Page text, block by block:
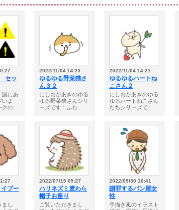
セッ
誠にあ
いま
の...
2022/11/04 14:23
ゆるゆる野菜猫さ
ん３２
にしおかあきのゆる
ゆる野菜猫さんシリ
ーズです！ふわ...
2022/11/04 14:21
ゆるゆるハートね
こさん２
にしおかあきのゆる
ゆるハートねこさん
たちシリーズで...
プー
まし
2022/07/15 09:27
ハリネズミ麦わら
帽子お座り
ご覧いただきまし
2022/05/30 16:41
謝罪するパン屋女
性
手描き風のイラスト